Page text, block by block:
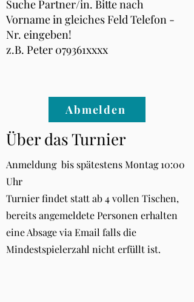
Suche Partner/in. Bitte nach
Vorname in gleiches Feld Telefon -
Nr. eingeben!
z.B. Peter 079361xxxx
Abmelden
Über das Turnier
Anmeldung bis spätestens Montag 10:00
Uhr
Turnier findet statt ab 4 vollen Tischen,
bereits angemeldete Personen erhalten
eine Absage via Email falls die
Mindestspielerzahl nicht erfüllt ist.